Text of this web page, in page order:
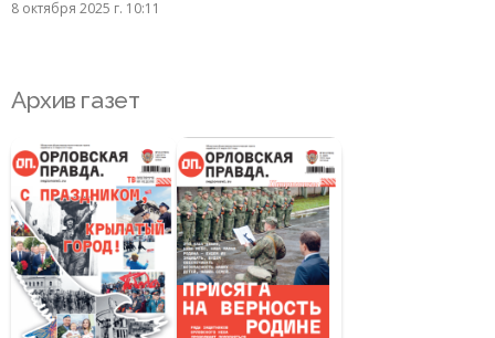
8 октября 2025 г. 10:11
Архив газет